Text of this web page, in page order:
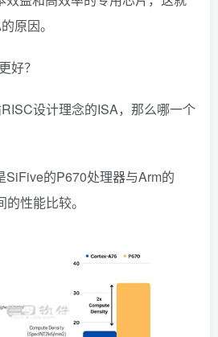
原因。
好？
设计理念的ISA，那么哪一个
SiFive的P670处理器与Arm的
性能比较。